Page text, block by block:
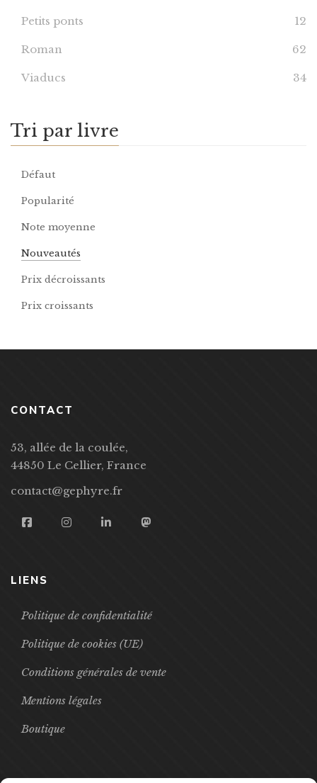
Petits ponts 12
Roman 62
Viaducs 34
Tri par livre
Défaut
Popularité
Note moyenne
Nouveautés
Prix décroissants
Prix croissants
CONTACT
53, allée de la coulée,
44850 Le Cellier, France
contact@gephyre.fr
LIENS
Politique de confidentialité
Politique de cookies (UE)
Conditions générales de vente
Mentions légales
Boutique